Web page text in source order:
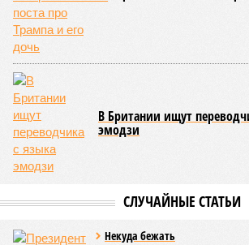
строительства не подтверждают ни
строительства, ни объёма фактически
Напрашивается закономерный вопрос:
декларируемая «Capital Group модель
проблемные объекты SSD») сработала на
Лосиноостровской, почему она не
Люблино? И означает ли отсутствие
что в реальности подрядчик по
определён?
последние месяцы в личном общении
расстроенные дольщики.